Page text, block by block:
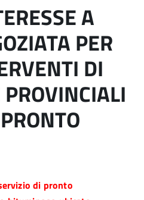
A
PER
DI
di pronto